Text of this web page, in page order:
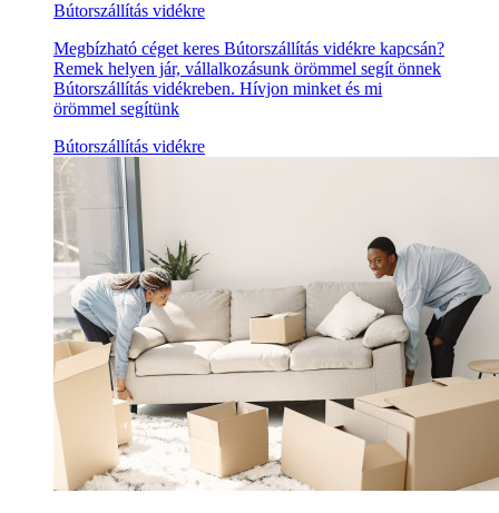
Bútorszállítás vidékre
Megbízható céget keres Bútorszállítás vidékre kapcsán?
Remek helyen jár, vállalkozásunk örömmel segít önnek
Bútorszállítás vidékreben. Hívjon minket és mi
örömmel segítünk
Bútorszállítás vidékre